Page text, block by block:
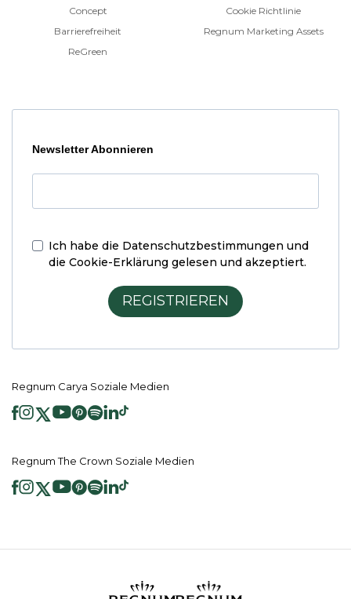
Concept
Barrierefreiheit
ReGreen
Cookie Richtlinie
Regnum Marketing Assets
Newsletter Abonnieren
Ich habe die Datenschutzbestimmungen und
die Cookie-Erklärung gelesen und akzeptiert.
REGISTRIEREN
Regnum Carya Soziale Medien
Regnum The Crown Soziale Medien